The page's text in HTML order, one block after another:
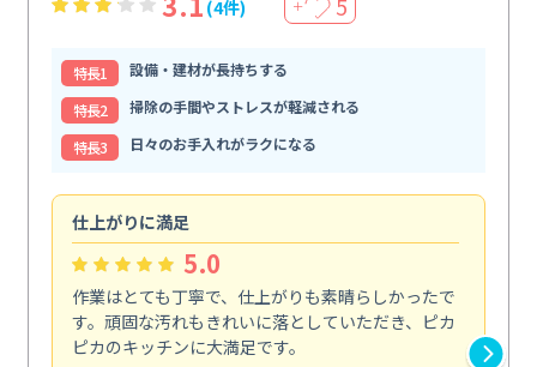
(4件) ＋ 5
特⻑1
設備・建材が長持ちする
特⻑2
掃除の手間やストレスが軽減される
特⻑3
日々のお手入れがラクになる
仕上がりに満足
5.0
作業はとても丁寧で、仕上がりも素晴らしかったで
す。頑固な汚れもきれいに落としていただき、ピカ
ピカのキッチンに大満足です。